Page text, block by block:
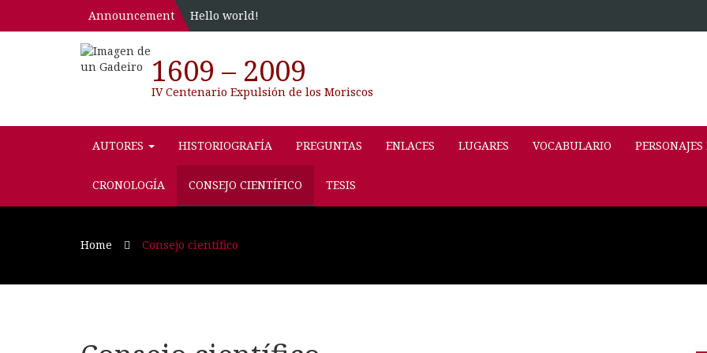
Announcement Hello world!
1609 – 2009
IV Centenario Expulsión de los Moriscos
AUTORES HISTORIOGRAFÍA PREGUNTAS ENLACES LUGARES VOCABULARIO
CRONOLOGÍA CONSEJO CIENTÍFICO TESIS
Home Consejo científico